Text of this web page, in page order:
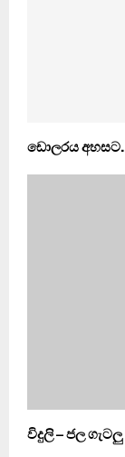
ඩොලරය
විදුලි – ජල